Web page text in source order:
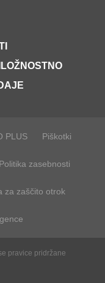
PLUS Piškotki
Politika zasebnosti
za zaščito otrok
pravice pridržane